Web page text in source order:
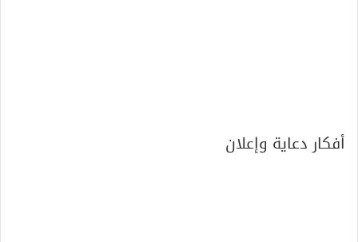
أفكار دعاية وإعلان